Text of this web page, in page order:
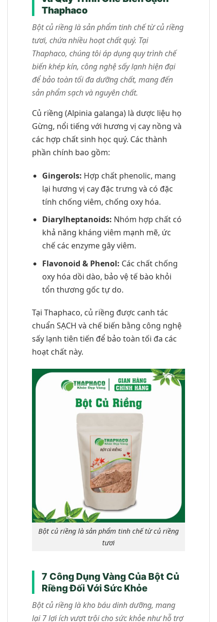
Thaphaco
Bột củ riềng là sản phẩm tinh chế từ củ riềng
tươi, chứa nhiều hoạt chất quý. Tại
Thaphaco, chúng tôi áp dụng quy trình chế
biến khép kín, công nghệ sấy lạnh hiện đại
để bảo toàn tối đa dưỡng chất, mang đến
sản phẩm sạch và nguyên chất.
Củ riềng (Alpinia galanga) là dược liệu họ
Gừng, nổi tiếng với hương vị cay nồng và
các hợp chất sinh học quý. Các thành
phần chính bao gồm:
Gingerols: Hợp chất phenolic, mang
lại hương vị cay đặc trưng và có đặc
tính chống viêm, chống oxy hóa.
Diarylheptanoids: Nhóm hợp chất có
khả năng kháng viêm mạnh mẽ, ức
chế các enzyme gây viêm.
Flavonoid & Phenol: Các chất chống
oxy hóa dồi dào, bảo vệ tế bào khỏi
tổn thương gốc tự do.
Tại Thaphaco, củ riềng được canh tác
chuẩn SẠCH và chế biến bằng công nghệ
sấy lạnh tiên tiến để bảo toàn tối đa các
hoạt chất này.
Bột củ riềng là sản phẩm tinh chế từ củ riềng
tươi
7 Công Dụng Vàng Của Bột Củ
Riềng Đối Với Sức Khỏe
Bột củ riềng là kho báu dinh dưỡng, mang
lại 7 lợi ích vượt trội cho sức khỏe như hỗ trợ